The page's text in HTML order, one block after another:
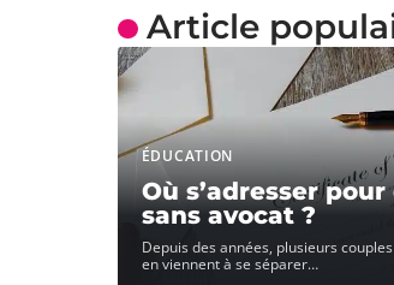
Article
ÉDUCATION
Où s’adresser
sans avocat ?
Depuis des années, plusieurs
en viennent à se séparer…